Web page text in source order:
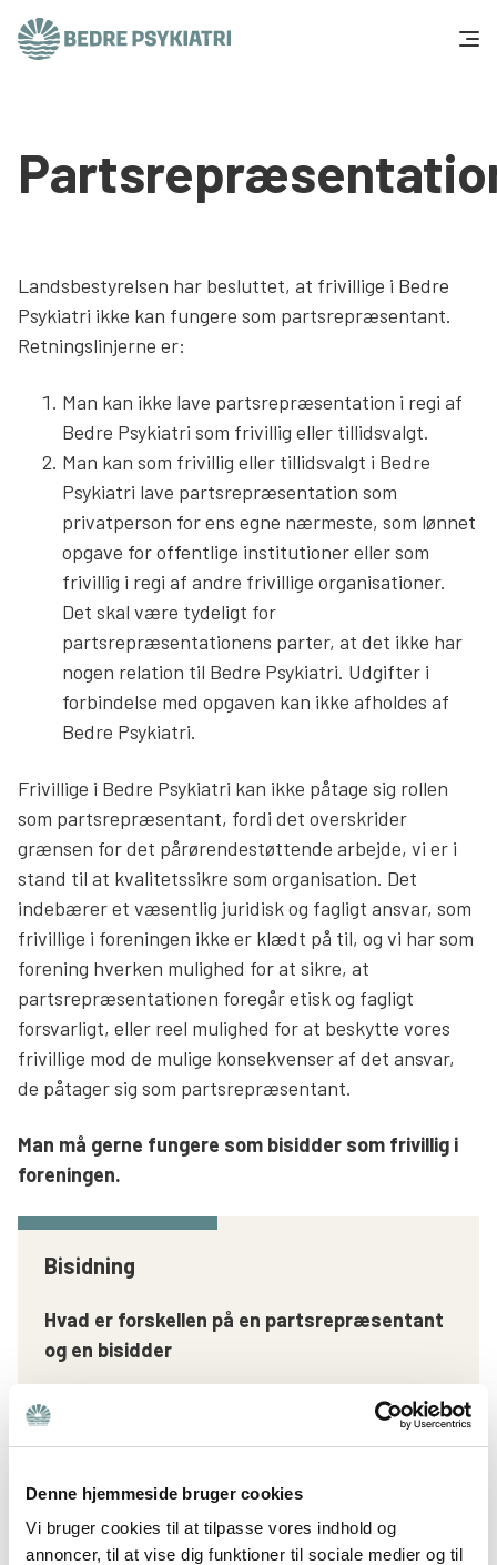
Denne hjemmeside bruger cookies
Vi bruger cookies til at tilpasse vores indhold og
annoncer, til at vise dig funktioner til sociale medier og til
Tal og fakta
Vær med
Presse og politik
Støt os
Landsbestyrelsen har besluttet, at frivillige i Bedre
Psykiatri ikke kan fungere som partsrepræsentant.
Retningslinjerne er:
Man kan ikke lave partsrepræsentation i regi af
Bedre Psykiatri som frivillig eller tillidsvalgt.
Man kan som frivillig eller tillidsvalgt i Bedre
Psykiatri lave partsrepræsentation som
privatperson for ens egne nærmeste, som lønnet
opgave for offentlige institutioner eller som
frivillig i regi af andre frivillige organisationer.
Det skal være tydeligt for
partsrepræsentationens parter, at det ikke har
nogen relation til Bedre Psykiatri. Udgifter i
forbindelse med opgaven kan ikke afholdes af
Bedre Psykiatri.
Frivillige i Bedre Psykiatri kan ikke påtage sig rollen
som partsrepræsentant, fordi det overskrider
grænsen for det pårørendestøttende arbejde, vi er i
stand til at kvalitetssikre som organisation. Det
indebærer et væsentlig juridisk og fagligt ansvar, som
frivillige i foreningen ikke er klædt på til, og vi har som
forening hverken mulighed for at sikre, at
partsrepræsentationen foregår etisk og fagligt
forsvarligt, eller reel mulighed for at beskytte vores
frivillige mod de mulige konsekvenser af det ansvar,
de påtager sig som partsrepræsentant.
Man må gerne fungere som bisidder som frivillig i
foreningen.
Bisidning
Hvad er forskellen på en partsrepræsentant
og en bisidder
At være partsrepræsentant og at være bisidder
En partsrepræsentant taler og handler på
vegne af borgeren.